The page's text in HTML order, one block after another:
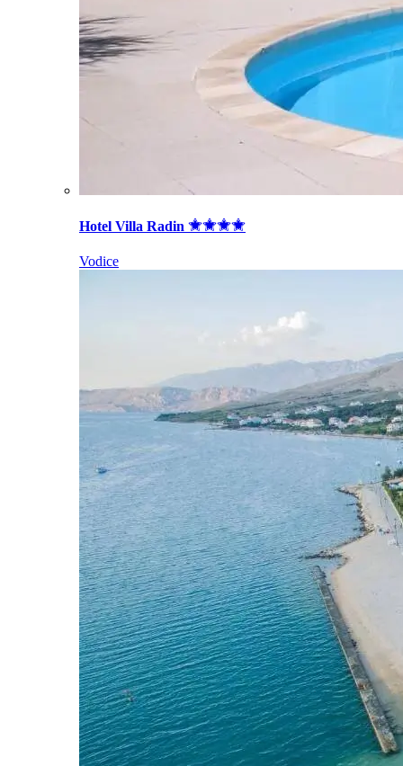
Hotel Villa Radin
Vodice